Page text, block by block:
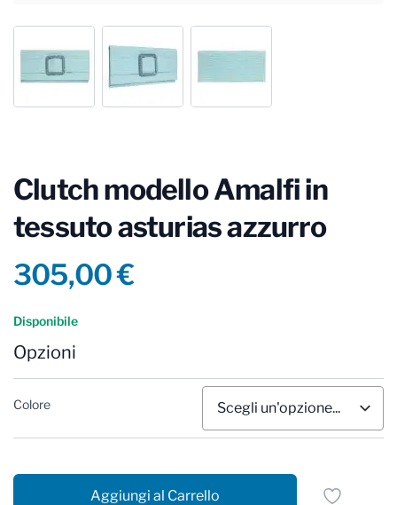
Clutch modello Amalfi in
tessuto asturias azzurro
Product information
305,00 €
Reviews
Disponibile
Opzioni
Colore
Aggiungi al Carrello